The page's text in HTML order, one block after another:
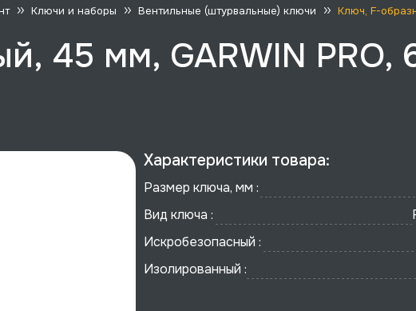
Ключи и наборы Вентильные (штурвальные) ключи Ключ, F-
45 мм, GARWIN PRO,
Характеристики товара:
Размер ключа, мм :
Вид ключа :
Искробезопасный :
Изолированный :